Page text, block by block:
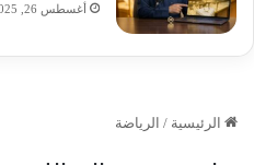
أغسطس 26, 2025